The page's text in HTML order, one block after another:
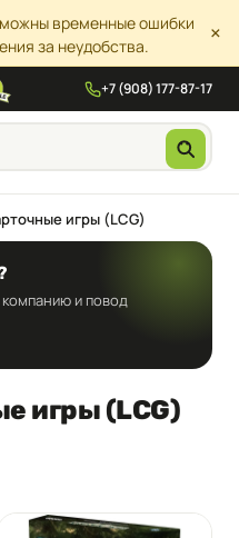
временные ошибки
за неудобства.
×
+7 (908) 177-87-17
игры (LCG)
и повод
игры (LCG)